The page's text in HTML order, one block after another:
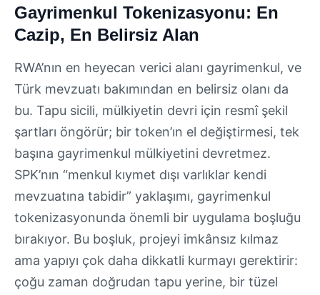
Gayrimenkul Tokenizasyonu: En
Cazip, En Belirsiz Alan
RWA’nın en heyecan verici alanı gayrimenkul, ve
Türk mevzuatı bakımından en belirsiz olanı da
bu. Tapu sicili, mülkiyetin devri için resmî şekil
şartları öngörür; bir token’ın el değiştirmesi, tek
başına gayrimenkul mülkiyetini devretmez.
SPK’nın “menkul kıymet dışı varlıklar kendi
mevzuatına tabidir” yaklaşımı, gayrimenkul
tokenizasyonunda önemli bir uygulama boşluğu
bırakıyor. Bu boşluk, projeyi imkânsız kılmaz
ama yapıyı çok daha dikkatli kurmayı gerektirir:
çoğu zaman doğrudan tapu yerine, bir tüzel